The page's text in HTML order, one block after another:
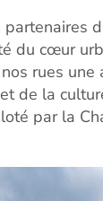
du cœur
rues une
de la
par la